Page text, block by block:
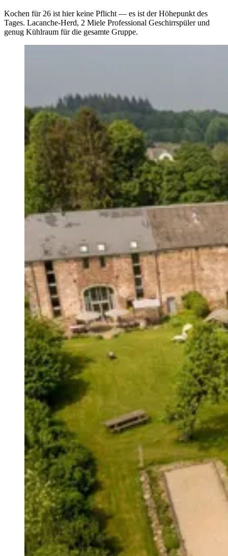
Kochen für 26 ist hier keine Pflicht — es ist der Höhepunkt des
Tages. Lacanche-Herd, 2 Miele Professional Geschirrspüler und
genug Kühlraum für die gesamte Gruppe.